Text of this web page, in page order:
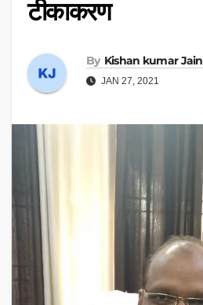
टीकाकरण
By Kishan kumar Jain
JAN 27, 2021